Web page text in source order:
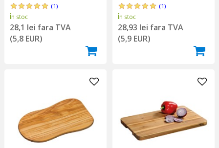
(1)
În stoc
28,1 lei fara TVA
(5,8 EUR)
(1)
În stoc
28,93 lei fara TVA
(5,9 EUR)